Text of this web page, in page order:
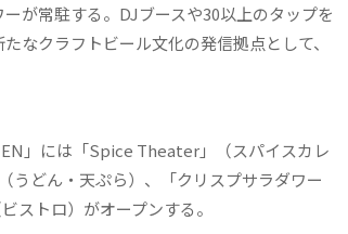
が常駐する。DJブースや30以上のタップを
なクラフトビール文化の発信拠点として、
」には「Spice Theater」（スパイスカレ
うどん・天ぷら）、「クリスプサラダワー
ストロ）がオープンする。